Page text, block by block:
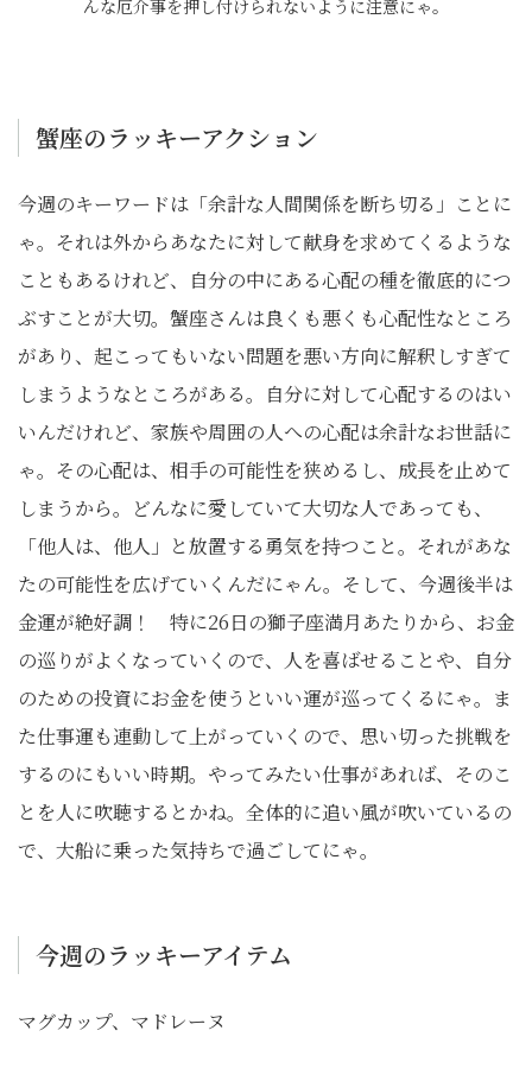
んな厄介事を押し付けられないように注意にゃ。
蟹座のラッキーアクション
今週のキーワードは「余計な人間関係を断ち切る」ことに
ゃ。それは外からあなたに対して献身を求めてくるような
こともあるけれど、自分の中にある心配の種を徹底的につ
ぶすことが大切。蟹座さんは良くも悪くも心配性なところ
があり、起こってもいない問題を悪い方向に解釈しすぎて
しまうようなところがある。自分に対して心配するのはい
いんだけれど、家族や周囲の人への心配は余計なお世話に
ゃ。その心配は、相手の可能性を狭めるし、成長を止めて
しまうから。どんなに愛していて大切な人であっても、
「他人は、他人」と放置する勇気を持つこと。それがあな
たの可能性を広げていくんだにゃん。そして、今週後半は
金運が絶好調！ 特に26日の獅子座満月あたりから、お金
の巡りがよくなっていくので、人を喜ばせることや、自分
のための投資にお金を使うといい運が巡ってくるにゃ。ま
た仕事運も連動して上がっていくので、思い切った挑戦を
するのにもいい時期。やってみたい仕事があれば、そのこ
とを人に吹聴するとかね。全体的に追い風が吹いているの
で、大船に乗った気持ちで過ごしてにゃ。
今週のラッキーアイテム
マグカップ、マドレーヌ